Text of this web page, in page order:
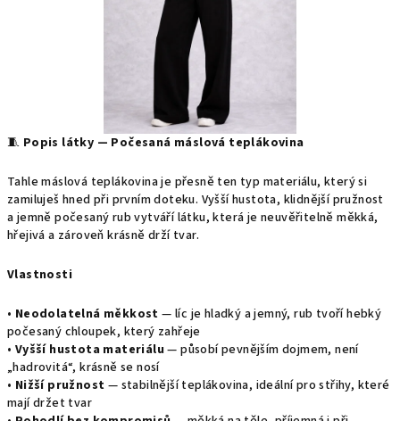
🧵 Popis látky — Počesaná máslová teplákovina
Tahle máslová teplákovina je přesně ten typ materiálu, který si
zamiluješ hned při prvním doteku. Vyšší hustota, klidnější pružnost
a jemně počesaný rub vytváří látku, která je neuvěřitelně měkká,
hřejivá a zároveň krásně drží tvar.
Vlastnosti
• Neodolatelná měkkost — líc je hladký a jemný, rub tvoří hebký
počesaný chloupek, který zahřeje
• Vyšší hustota materiálu — působí pevnějším dojmem, není
„hadrovitá“, krásně se nosí
• Nižší pružnost — stabilnější teplákovina, ideální pro střihy, které
mají držet tvar